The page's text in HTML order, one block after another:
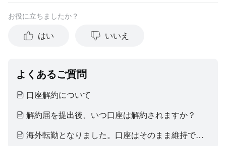
お役に立ちましたか？
はい いいえ
よくあるご質問
口座解約について
解約届を提出後、いつ口座は解約されますか？
海外転勤となりました。口座はそのまま維持できますか？